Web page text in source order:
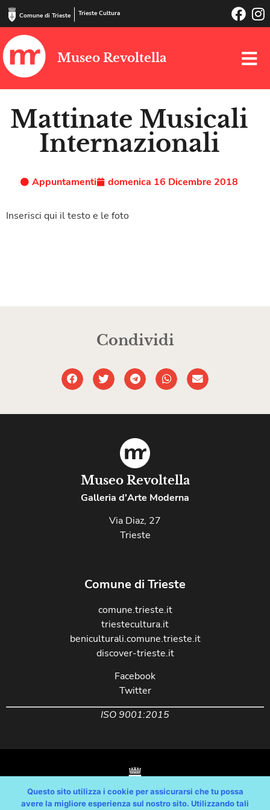
Comune di Trieste Trieste Cultura
Museo Revoltella
Mattinate Musicali
Internazionali
Appuntamenti domenica 16 Dicembre 2018
Inserisci qui il testo e le foto
Condividi
Museo Revoltella
Galleria d'Arte Moderna
Via Diaz, 27
Trieste
Comune di Trieste
comune.trieste.it
triestecultura.it
beniculturali.comune.trieste.it
discover-trieste.it
Facebook
Twitter
ISO 9001:2015
Questo sito utilizza i cookie per assicurarsi che tu possa
avere la migliore esperienza sul nostro sito. Utilizzando tali